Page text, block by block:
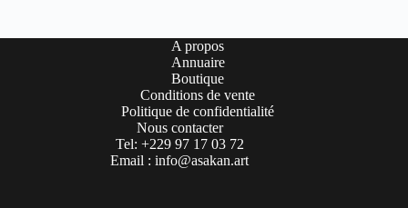
A propos
Annuaire
Boutique
Conditions de vente
Politique de confidentialité
Nous contacter
Tel: +229 97 17 03 72
Email : info@asakan.art